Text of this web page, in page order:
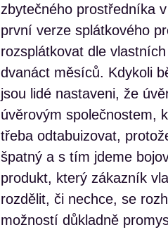
zbytečného prostředníka
první verze splátkového
rozsplátkovat dle
dvanáct měsíců. Kdykoli
jsou lidé nastaveni, že
úvěrovým společnostem,
třeba odtabuizovat,
špatný a s tím jdeme
produkt, který zákazník
rozdělit, či nechce, se
možností důkladně